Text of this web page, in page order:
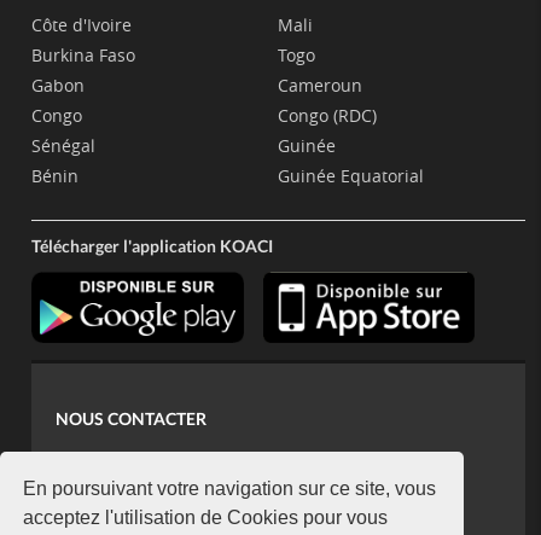
En poursuivant votre navigation sur ce site, vous
acceptez l'utilisation de Cookies pour vous
Côte d'Ivoire
Burkina Faso
Gabon
Congo
Sénégal
Bénin
Mali
Togo
Cameroun
Congo (RDC)
Guinée
Guinée Equatorial
Télécharger l'application KOACI
NOUS CONTACTER
koaci@yahoo.fr
+225 07 08 85 52 93